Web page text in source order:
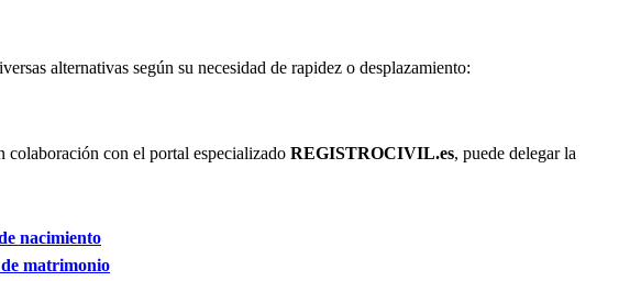
alternativas según su necesidad de rapidez o desplazamiento:
colaboración con el portal especializado REGISTROCIVIL.es, puede delegar la
nacimiento
matrimonio